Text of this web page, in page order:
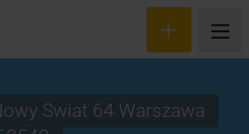
Swiat 64 Warszawa